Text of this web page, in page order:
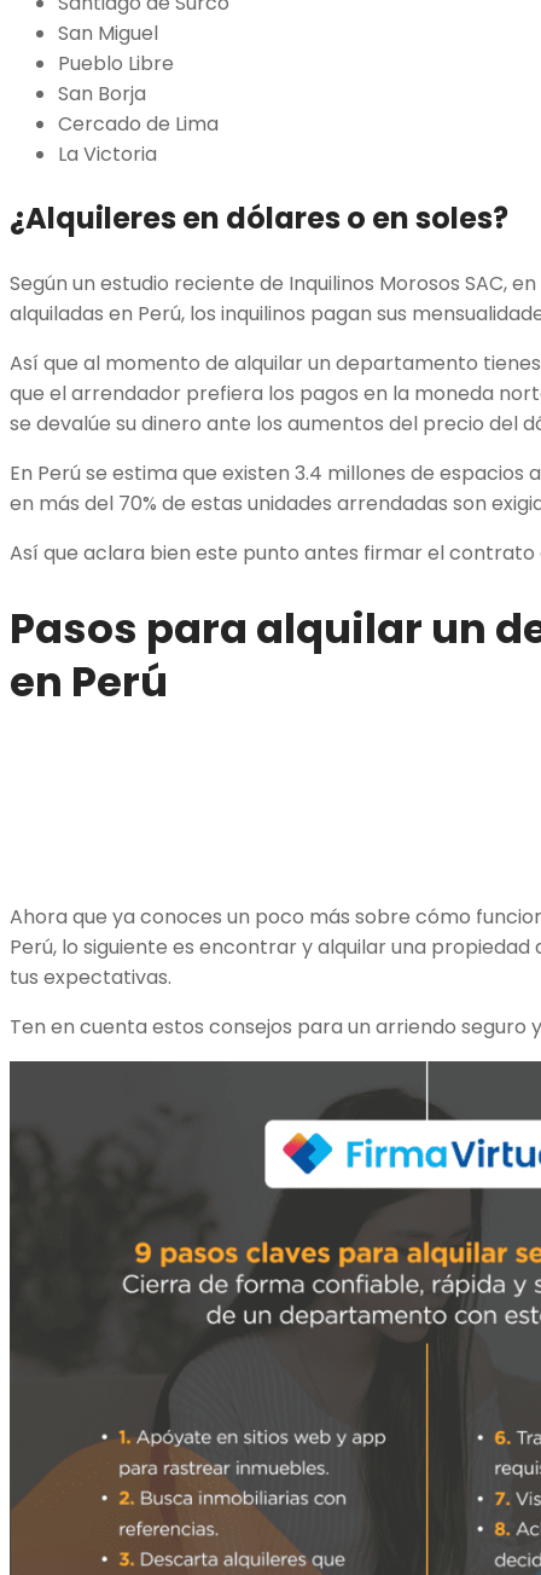
San Miguel
Pueblo Libre
San Borja
Cercado de Lima
La Victoria
¿Alquileres en dólares o en soles?
Según un estudio reciente de Inquilinos Morosos SAC,
alquiladas en Perú, los inquilinos pagan sus
Así que al momento de alquilar un departamento
que el arrendador prefiera los pagos en la moneda
se devalúe su dinero ante los aumentos del precio del
En Perú se estima que existen 3.4 millones de espacios
en más del 70% de estas unidades arrendadas son
Así que aclara bien este punto antes firmar el
Pasos para alquilar un
en Perú
Ahora que ya conoces un poco más sobre cómo
Perú, lo siguiente es encontrar y alquilar una propiedad
tus expectativas.
Ten en cuenta estos consejos para un arriendo